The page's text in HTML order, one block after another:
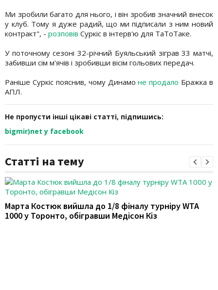
Ми зробили багато для нього, і він зробив значний внесок
у клуб. Тому я дуже радий, що ми підписали з ним новий
контракт", - розповів Суркіс в інтерв'ю для ТаТоТаке.
У поточному сезоні 32-річний Буяльський зіграв 33 матчі,
забивши сім м'ячів і зробивши вісім гольових передач.
Раніше Суркіс пояснив, чому Динамоне продало Бражка в
АПЛ.
Не пропусти інші цікаві статті, підпишись:
bigmir)net у facebook
Статті на тему
Марта Костюк вийшла до 1/8 фіналу турніру WTA
1000 у Торонто, обігравши Медісон Кіз